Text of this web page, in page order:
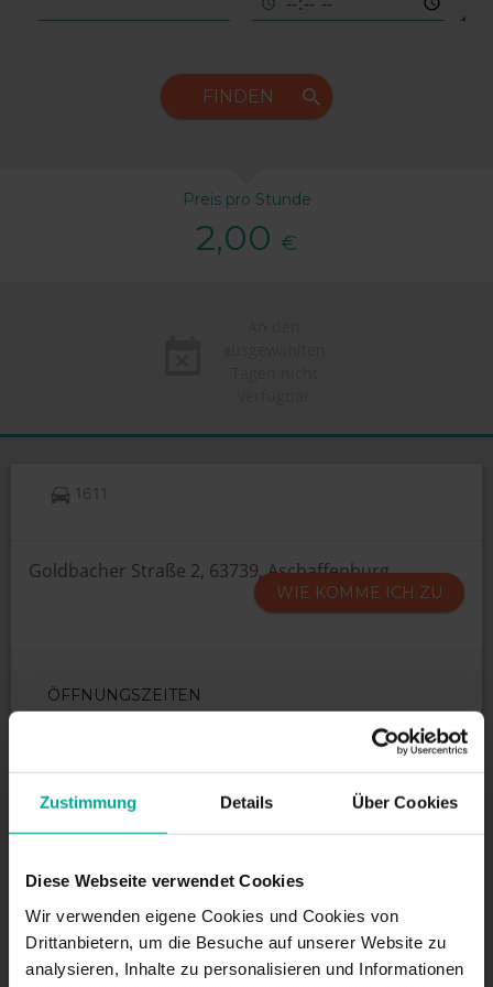
Zustimmung Details Über Cookies
Diese Webseite verwendet Cookies
Wir verwenden eigene Cookies und Cookies von
Drittanbietern, um die Besuche auf unserer Website zu
analysieren, Inhalte zu personalisieren und Informationen
FINDEN
Preis pro Stunde
2,00 €
1611
Goldbacher Straße 2, 63739, Aschaffenburg
WIE KOMME ICH ZU
ÖFFNUNGSZEITEN
Maximale Einfahrtshöhe: 2 m